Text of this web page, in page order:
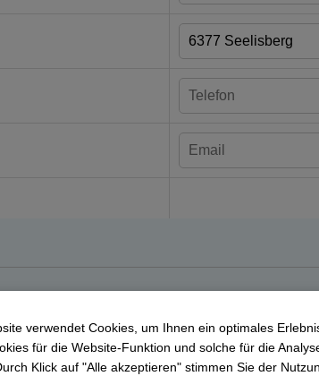
verwendet Cookies, um Ihnen ein optimales
für die Website-Funktion und solche für die
Klick auf "Alle akzeptieren" stimmen Sie der